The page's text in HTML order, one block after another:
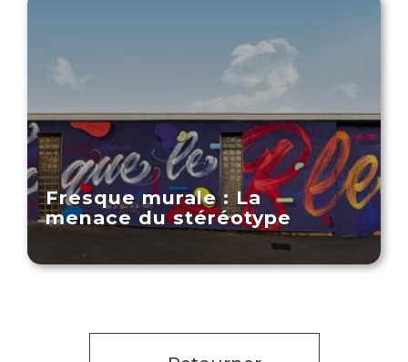
Fresque murale : La
menace du stéréotype